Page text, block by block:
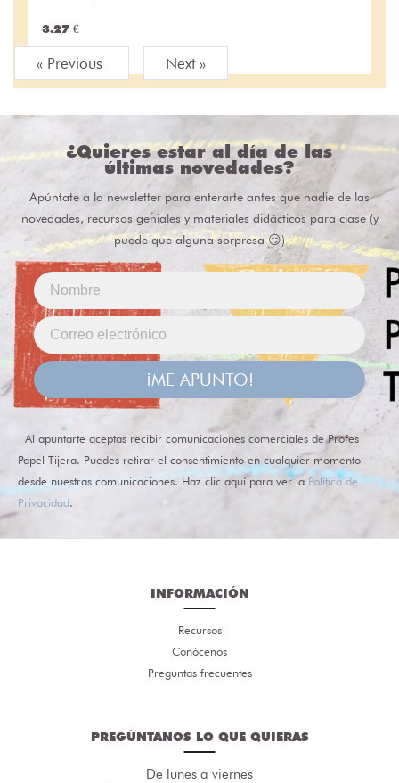
3.27 €
« Previous Next »
¿Quieres estar al día de las
últimas novedades?
Apúntate a la newsletter para enterarte antes que nadie de las
novedades, recursos geniales y materiales didácticos para clase (y
puede que alguna sorpresa 😏)
¡ME APUNTO!
Al apuntarte aceptas recibir comunicaciones comerciales de Profes
Papel Tijera. Puedes retirar el consentimiento en cualquier momento
desde nuestras comunicaciones. Haz clic aquí para ver la Política de
Privacidad.
INFORMACIÓN
Recursos
Conócenos
Preguntas frecuentes
PREGÚNTANOS LO QUE QUIERAS
De lunes a viernes